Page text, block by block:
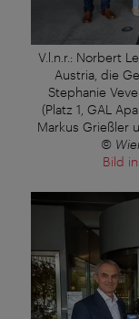
V.l.n.r.: Norbert
Austria, die
Stephanie
(Platz 1, GAL
Markus Grießler
©
Bild